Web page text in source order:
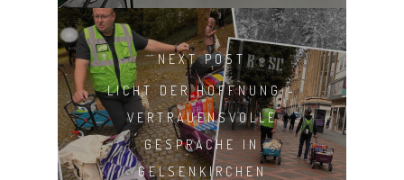
NEXT POST
LICHT DER HOFFNUNG -
VERTRAUENSVOLLE
GESPRÄCHE IN
GELSENKIRCHEN